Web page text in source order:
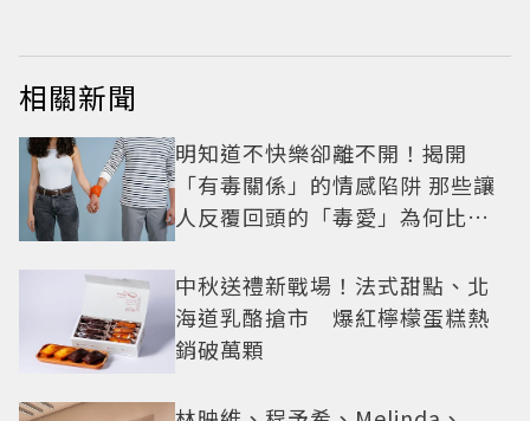
相關新聞
明知道不快樂卻離不開！揭開
「有毒關係」的情感陷阱 那些讓
人反覆回頭的「毒愛」為何比菸
中秋送禮新戰場！法式甜點、北
海道乳酪搶市 爆紅檸檬蛋糕熱
銷破萬顆